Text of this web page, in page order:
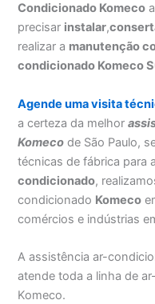
Condicionado Komeco
precisar instalar,
realizar a manutenção
condicionado Komeco
Agende uma visita
a certeza da melhor
Komeco de São Paulo,
técnicas de fábrica para
condicionado,
condicionado Komeco
comércios e indústrias
A assistência ar-
atende toda a linha de
Komeco.